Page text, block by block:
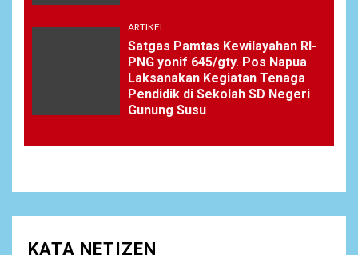
ARTIKEL
Satgas Pamtas Kewilayahan RI-
PNG yonif 645/gty. Pos Napua
Laksanakan Kegiatan Tenaga
Pendidik di Sekolah SD Negeri
Gunung Susu
KATA NETIZEN